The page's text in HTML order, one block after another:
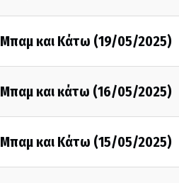
Μπαμ και Κάτω (19/05/2025)
Μπαμ και κάτω (16/05/2025)
Μπαμ και Κάτω (15/05/2025)